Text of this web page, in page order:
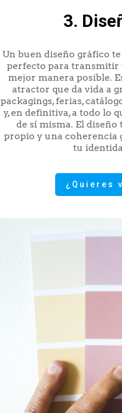
3.
Un buen diseño gráfico
perfecto para transmitir
mejor manera posible.
atractor que da vida a
packagings, ferias,
y, en definitiva, a todo lo
de sí misma. El
propio y una coherencia
tu
¿Quieres